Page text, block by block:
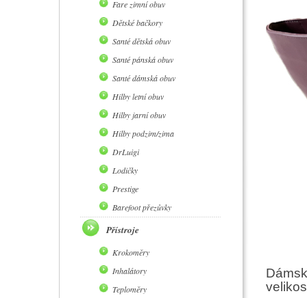
Fare zimní obuv
Dětské bačkory
Santé dětská obuv
Santé pánská obuv
Santé dámská obuv
Hilby letní obuv
Hilby jarní obuv
Hilby podzim/zima
DrLuigi
Lodičky
Prestige
Barefoot přezůvky
Přístroje
Krokoměry
Inhalátory
Teploměry